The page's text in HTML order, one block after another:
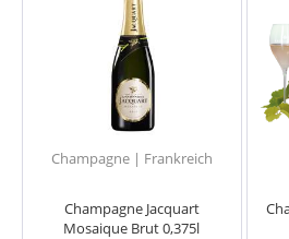
Champagne | Frankreich
Champagne Jacquart
Mosaique Brut 0,375l